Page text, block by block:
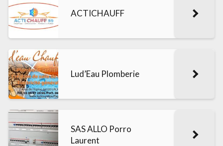
ACTICHAUFF
Lud’Eau Plomberie
SAS ALLO Porro
Laurent